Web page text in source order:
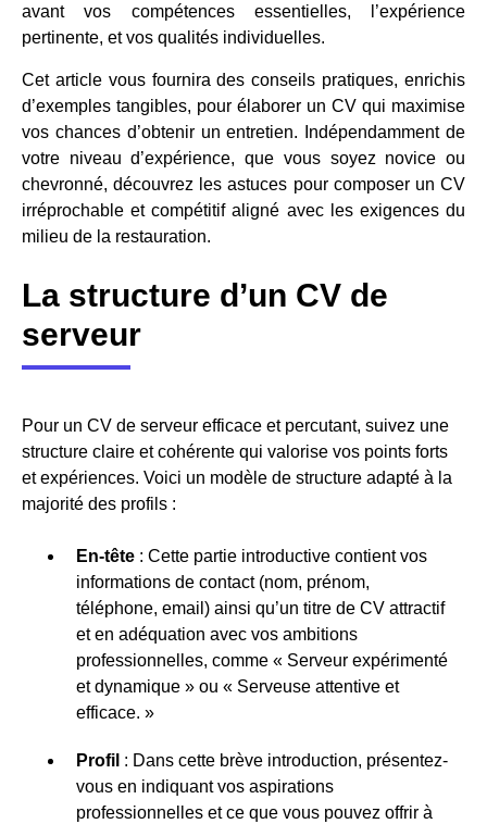
avant vos compétences essentielles, l’expérience
pertinente, et vos qualités individuelles.
Cet article vous fournira des conseils pratiques, enrichis
d’exemples tangibles, pour élaborer un CV qui maximise
vos chances d’obtenir un entretien. Indépendamment de
votre niveau d’expérience, que vous soyez novice ou
chevronné, découvrez les astuces pour composer un CV
irréprochable et compétitif aligné avec les exigences du
milieu de la restauration.
La structure d’un CV de
serveur
Pour un CV de serveur efficace et percutant, suivez une
structure claire et cohérente qui valorise vos points forts
et expériences. Voici un modèle de structure adapté à la
majorité des profils :
En-tête : Cette partie introductive contient vos
informations de contact (nom, prénom,
téléphone, email) ainsi qu’un titre de CV attractif
et en adéquation avec vos ambitions
professionnelles, comme « Serveur expérimenté
et dynamique » ou « Serveuse attentive et
efficace. »
Profil : Dans cette brève introduction, présentez-
vous en indiquant vos aspirations
professionnelles et ce que vous pouvez offrir à